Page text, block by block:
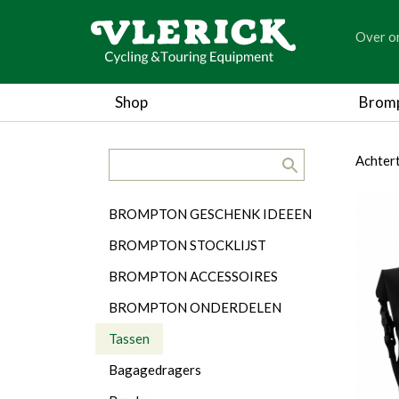
Over
Shop
Categorieën
BROMPTON GESCHENK IDEEEN
BROMPTON STOCKLIJST
BROMPTON ACCESSOIRES
BROMPTON ONDERDELEN
Tassen
Bagagedragers